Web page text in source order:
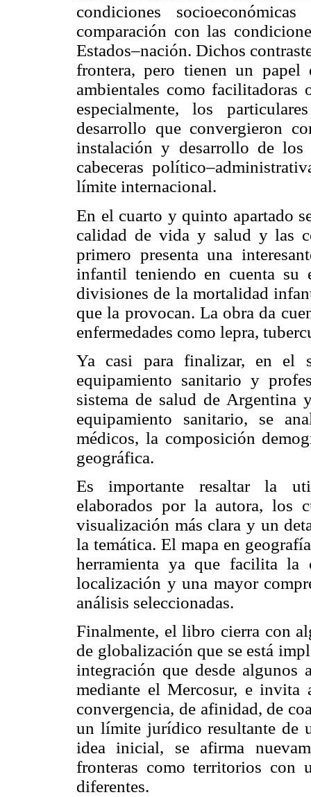
condiciones
comparación con las
Estados–nación. Dichos
frontera, pero tienen un
ambientales como
especialmente, los
desarrollo que convergieron
instalación y desarrollo de
cabeceras
límite internacional.
En el cuarto y quinto apartado
calidad de vida y salud y las
primero presenta una
infantil teniendo en cuenta su
divisiones de la mortalidad
que la provocan. La obra da
enfermedades como lepra,
Ya casi para finalizar, en el
equipamiento sanitario y
sistema de salud de Argentina
equipamiento sanitario, se
médicos, la composición
geográfica.
Es importante resaltar la
elaborados por la autora, los
visualización más clara y un
la temática. El mapa en
herramienta ya que facilita la
localización y una mayor
análisis seleccionadas.
Finalmente, el libro cierra con
de globalización que se está
integración que desde algunos
mediante el Mercosur, e
convergencia, de afinidad, de
un límite jurídico resultante de
idea inicial, se afirma
fronteras como territorios con
diferentes.